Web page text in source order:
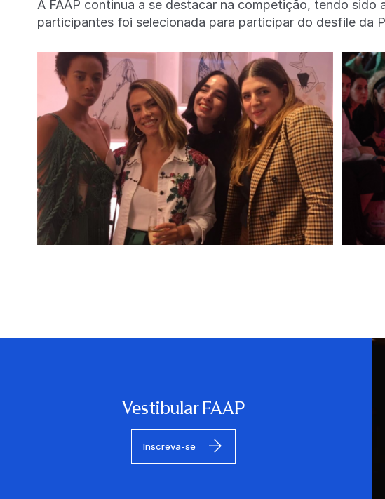
A FAAP continua a se destacar na competição, tendo sido
participantes foi selecionada para participar do desfile da
Vestibular FAAP
Inscreva-se